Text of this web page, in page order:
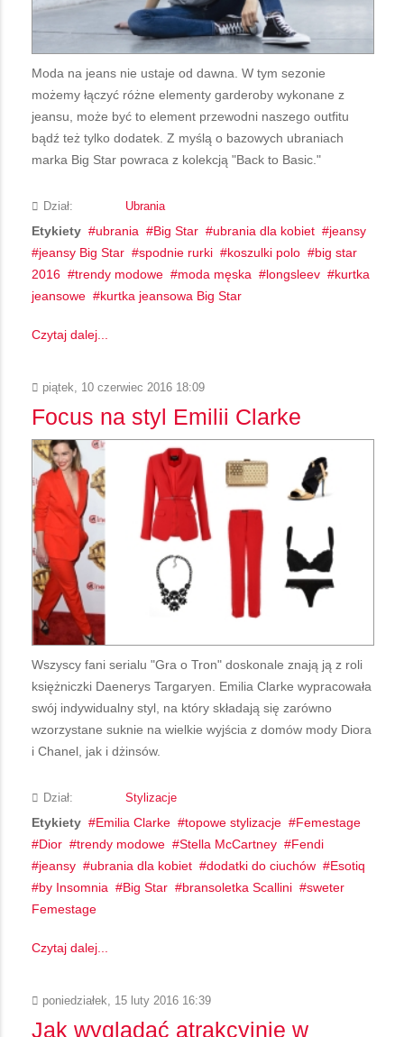
Moda na jeans nie ustaje od dawna. W tym sezonie
możemy łączyć różne elementy garderoby wykonane z
jeansu, może być to element przewodni naszego outfitu
bądź też tylko dodatek. Z myślą o bazowych ubraniach
marka Big Star powraca z kolekcją "Back to Basic."
Dział: Ubrania
Etykiety ubrania Big Star ubrania dla kobiet
jeansy
jeansy Big Star
spodnie rurki koszulki polo
big star
2016
trendy modowe moda męska longsleev
kurtka
jeansowe
kurtka jeansowa Big Star
Czytaj dalej...
piątek, 10 czerwiec 2016 18:09
Focus na styl Emilii Clarke
Wszyscy fani serialu "Gra o Tron" doskonale znają ją z roli
księżniczki Daenerys Targaryen. Emilia Clarke wypracowała
swój indywidualny styl, na który składają się zarówno
wzorzystane suknie na wielkie wyjścia z domów mody Diora
i Chanel, jak i dżinsów.
Dział: Stylizacje
Etykiety Emilia Clarke topowe stylizacje
Femestage
Dior
trendy modowe Stella McCartney
Fendi
jeansy
ubrania dla kobiet dodatki do ciuchów
Esotiq
by Insomnia
Big Star bransoletka Scallini
sweter
Femestage
Czytaj dalej...
poniedziałek, 15 luty 2016 16:39
Jak wyglądać atrakcyjnie w